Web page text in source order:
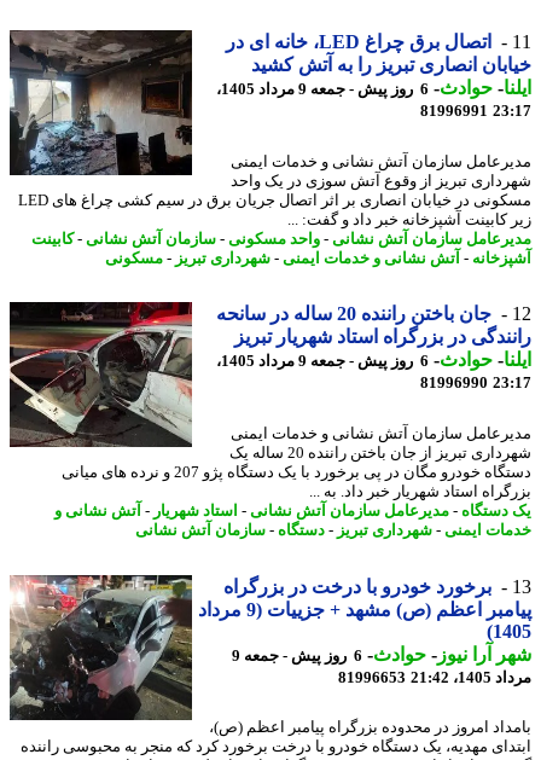
اتصال برق چراغ LED، خانه ای در
انصاری تبریز را به آتش کشید
-حوادث -
6 روز پیش - جمعه 9 مرداد 1405،
81996991
سازمان آتش نشانی و خدمات ایمنی
تبریز از وقوع آتش سوزی در یک واحد
مسکونی در خیابان انصاری بر اثر اتصال جریان برق در سیم کشی چراغ های LED
کابینت آشپزخانه خبر داد و گفت: ...
سازمان آتش نشانی-واحد مسکونی-سازمان آتش نشانی-کابینت
-آتش نشانی و خدمات ایمنی-شهرداری تبریز- مسکونی
جان باختن راننده 20 ساله در سانحه
در بزرگراه استاد شهریار تبریز
-حوادث -
6 روز پیش - جمعه 9 مرداد 1405،
81996990
سازمان آتش نشانی و خدمات ایمنی
شهرداری تبریز از جان باختن راننده 20 ساله یک
دستگاه خودرو مگان در پی برخورد با یک دستگاه پژو 207 و نرده های میانی
استاد شهریار خبر داد. به ...
-مدیرعامل سازمان آتش نشانی-استاد شهریار- آتش نشانی و
ایمنی-شهرداری تبریز- دستگاه-سازمان آتش نشانی
برخورد خودرو با درخت در بزرگراه
پیامبر اعظم (ص) مشهد + جزییات (9 مرداد
آرا نیوز-حوادث -
6 روز پیش - جمعه 9
21:42
81996653
امروز در محدوده بزرگراه پیامبر اعظم (ص)،
مهدیه، یک دستگاه خودرو با درخت برخورد کرد که منجر به محبوسی راننده